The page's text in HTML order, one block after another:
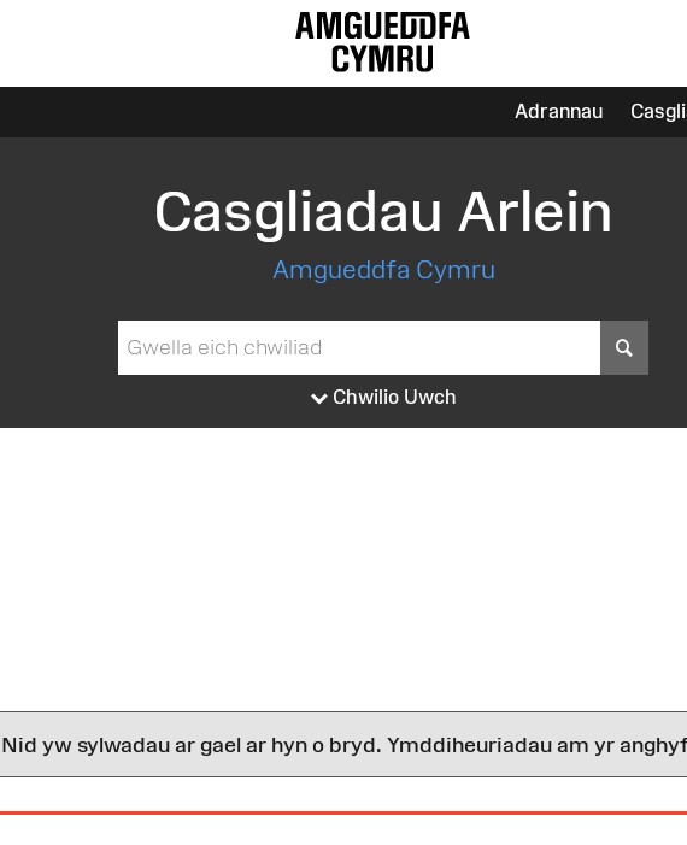
Adrannau
Casgliadau Arlein
Amgueddfa Cymru
Chwilio Uwch
Nid yw sylwadau ar gael ar hyn o bryd. Ymddiheuriadau am yr